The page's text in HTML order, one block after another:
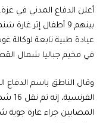
بينهم 9 أطفال إثر
عيادة طبية تابعة لوكالة
في مخيم جباليا شمال
وقال الناطق باسم الدفاع
المصابين جراء غارة جوية